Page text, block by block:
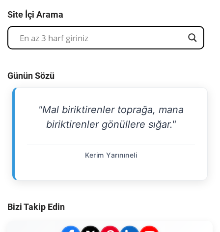
Site İçi Arama
Günün Sözü
"Mal biriktirenler toprağa, mana
biriktirenler gönüllere sığar."
Kerim Yarınıneli
Bizi Takip Edin